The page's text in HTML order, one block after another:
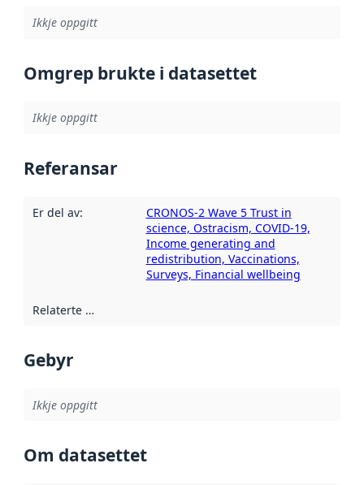
Ikkje oppgitt
Omgrep brukte i datasettet
Ikkje oppgitt
Referansar
Er del av:
CRONOS-2 Wave 5 Trust in
science, Ostracism, COVID-19,
Income generating and
redistribution, Vaccinations,
Surveys, Financial wellbeing
Relaterte ressursar
Gebyr
Ikkje oppgitt
Om datasettet